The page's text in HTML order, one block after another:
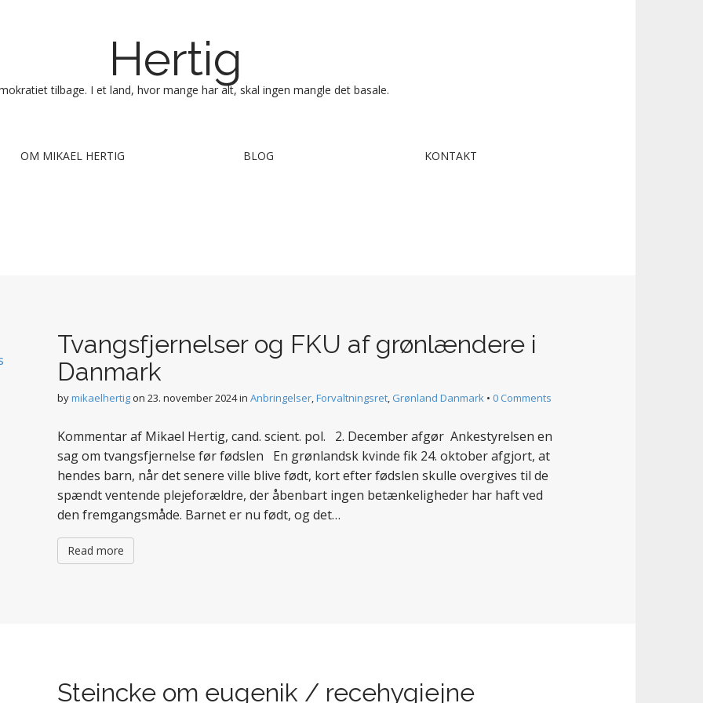
Hertig
tilbage. I et land, hvor mange har alt, skal ingen mangle det basale.
OM MIKAEL HERTIG BLOG KONTAKT
Tvangsfjernelser og FKU af grønlændere i
Danmark
bymikaelhertigon 23. november 2024in Anbringelser,Forvaltningsret, Grønland Danmark • 0 Comments
Kommentar af Mikael Hertig, cand. scient. pol. 2. December afgør Ankestyrelsen en
sag om tvangsfjernelse før fødslen En grønlandsk kvinde fik 24. oktober afgjort, at
hendes barn, når det senere ville blive født, kort efter fødslen skulle overgives til de
spændt ventende plejeforældre, der åbenbart ingen betænkeligheder har haft ved
den fremgangsmåde. Barnet er nu født, og det…
Read more
Steincke om eugenik / recehygiejne